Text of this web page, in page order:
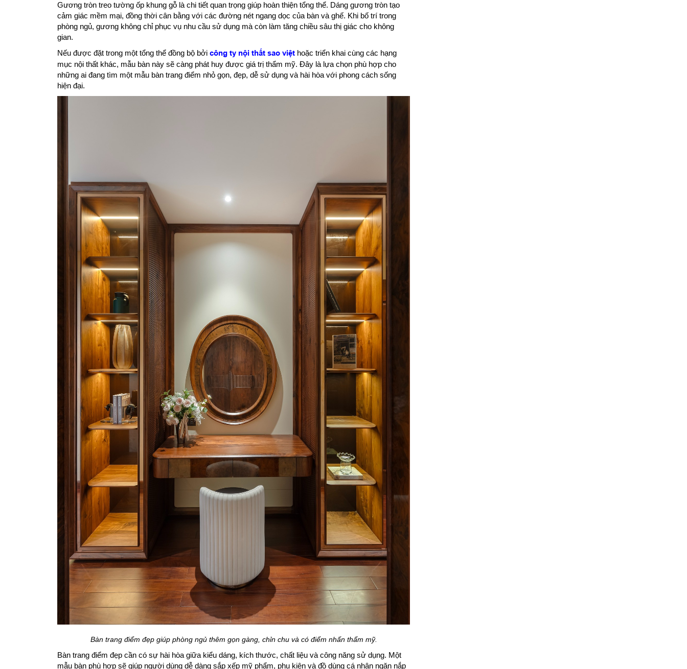
Gương tròn treo tường ốp khung gỗ là chi tiết quan trọng giúp hoàn thiện tổng thể. Dáng gương tròn tạo
cảm giác mềm mại, đồng thời cân bằng với các đường nét ngang dọc của bàn và ghế. Khi bố trí trong
phòng ngủ, gương không chỉ phục vụ nhu cầu sử dụng mà còn làm tăng chiều sâu thị giác cho không
gian.
Nếu được đặt trong một tổng thể đồng bộ bởi công ty nội thất sao việt hoặc triển khai cùng các hạng
mục nội thất khác, mẫu bàn này sẽ càng phát huy được giá trị thẩm mỹ. Đây là lựa chọn phù hợp cho
những ai đang tìm một mẫu bàn trang điểm nhỏ gọn, đẹp, dễ sử dụng và hài hòa với phong cách sống
hiện đại.
Bàn trang điểm đẹp giúp phòng ngủ thêm gọn gàng, chỉn chu và có điểm nhấn thẩm mỹ.
Bàn trang điểm đẹp cần có sự hài hòa giữa kiểu dáng, kích thước, chất liệu và công năng sử dụng. Một
mẫu bàn phù hợp sẽ giúp người dùng dễ dàng sắp xếp mỹ phẩm, phụ kiện và đồ dùng cá nhân ngăn nắp